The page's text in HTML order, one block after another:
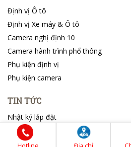
Định vị Ô tô
Định vị Xe máy & Ô tô
Camera nghị định 10
Camera hành trình phổ thông
Phụ kiện định vị
Phụ kiện camera
TIN TỨC
Nhật ký lắp đặt
Tin tổng hợp